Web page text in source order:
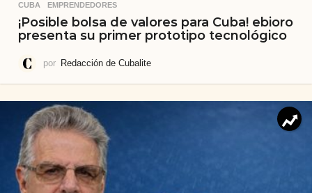
CUBA ,EMPRENDEDORES
¡Posible bolsa de valores para Cuba! ebioro
presenta su primer prototipo tecnológico
por Redacción de Cubalite